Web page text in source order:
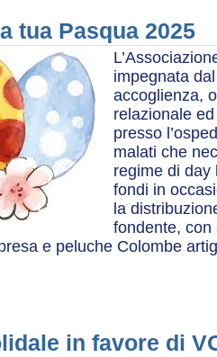
tua Pasqua 2025
impegnata
accoglienza,
relazionale
presso
malati che
regime di day
fondi in
la
fondente, con
e peluche Colombe
in favore di